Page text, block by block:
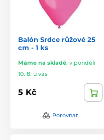
Balón Srdce růžové 25
cm - 1 ks
Máme na skladě, v pondělí
10. 8. u vás
5 Kč
Porovnat